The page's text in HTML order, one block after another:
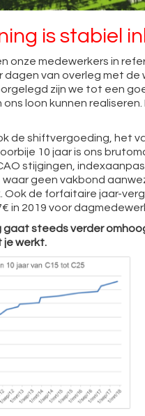
is stabiel
onze medewerkers in
dagen van overleg met
zijn we tot een
ons loon kunnen
de shiftvergoeding, het
10 jaar is ons
stijgingen,
geen vakbond
Ook de forfaitaire jaar-
in 2019 voor
steeds verder
je werkt.